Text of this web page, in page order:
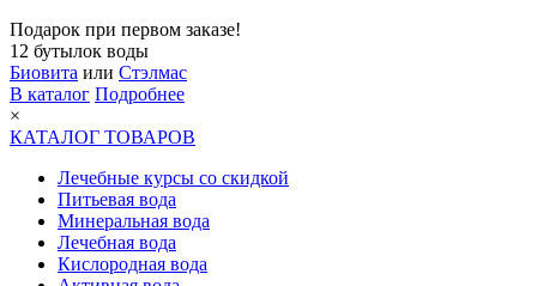
Подарок при первом заказе!
12 бутылок воды
Биовита или Стэлмас
В каталог Подробнее
×
КАТАЛОГ ТОВАРОВ
Лечебные курсы со скидкой
Питьевая вода
Минеральная вода
Лечебная вода
Кислородная вода